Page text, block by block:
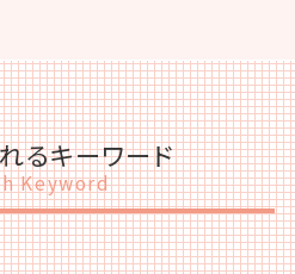
るキーワード
Keyword